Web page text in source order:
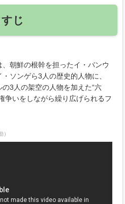
じ
朝鮮の根幹を担ったイ・バンウ
ソンゲら3人の歴史的人物に、
3人の架空の人物を加えた“六
争いをしながら繰り広げられるフ